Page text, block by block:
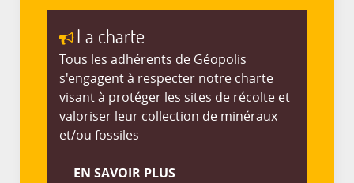
La charte
Tous les adhérents de Géopolis
s'engagent à respecter notre charte
visant à protéger les sites de récolte et
valoriser leur collection de minéraux
et/ou fossiles
EN SAVOIR PLUS